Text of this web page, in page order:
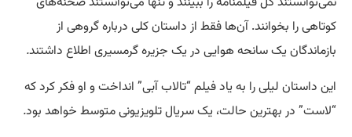
کوتاهی را بخوانند. آن‌ها فقط از داستان کلی درباره گروهی از
بازماندگان یک سانحه هوایی در یک جزیره گرمسیری اطلاع داشتند.
این داستان لیلی را به یاد فیلم “تالاب آبی” انداخت و او فکر کرد که
“لاست” در بهترین حالت، یک سریال تلویزیونی متوسط خواهد بود.